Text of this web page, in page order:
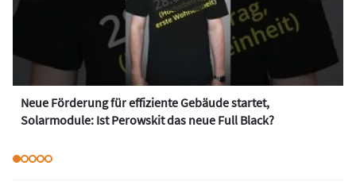
Neue Förderung für effiziente Gebäude startet,
Solarmodule: Ist Perowskit das neue Full Black?